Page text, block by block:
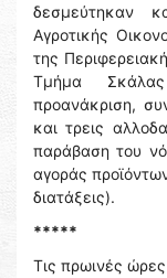
δεσμεύτηκαν
Αγροτικής
της
Τμήμα
προανάκριση,
και τρεις
παράβαση του
αγοράς
διατάξεις).
*****
Τις πρωινές